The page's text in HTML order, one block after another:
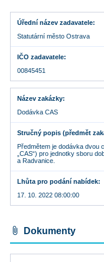
Úřední název zadavatele
Statutární město Ostrava
IČO zadavatele
00845451
Název zakázky
Dodávka CAS
Stručný popis (předmět
Předmětem je dodávka dvou
„CAS“) pro jednotky sboru
a Radvanice.
Lhůta pro podání nabídek
17. 10. 2022 08:00:00
attach_file Dokumenty